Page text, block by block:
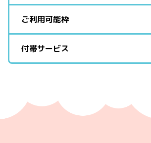
ご利用可能枠
付帯サービス